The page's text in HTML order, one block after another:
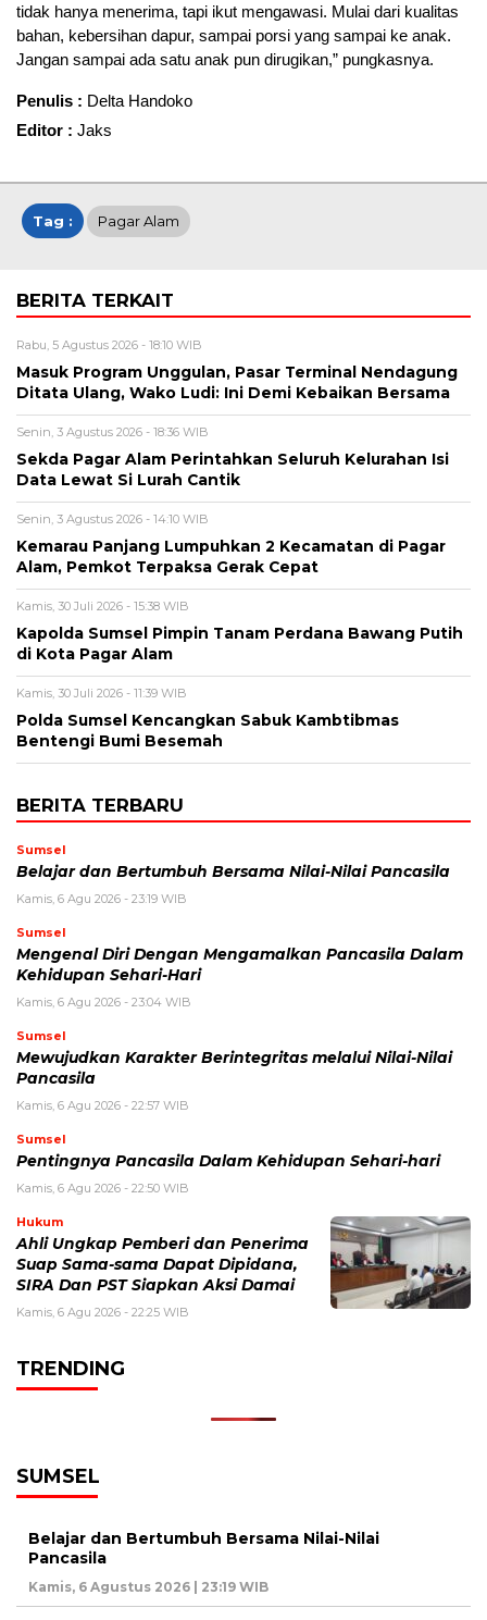
tidak hanya menerima, tapi ikut mengawasi. Mulai dari kualitas
bahan, kebersihan dapur, sampai porsi yang sampai ke anak.
Jangan sampai ada satu anak pun dirugikan,” pungkasnya.
Penulis : Delta Handoko
Editor : Jaks
Tag : Pagar Alam
BERITA TERKAIT
Rabu, 5 Agustus 2026 - 18:10 WIB
Masuk Program Unggulan, Pasar Terminal Nendagung
Ditata Ulang, Wako Ludi: Ini Demi Kebaikan Bersama
Senin, 3 Agustus 2026 - 18:36 WIB
Sekda Pagar Alam Perintahkan Seluruh Kelurahan Isi
Data Lewat Si Lurah Cantik
Senin, 3 Agustus 2026 - 14:10 WIB
Kemarau Panjang Lumpuhkan 2 Kecamatan di Pagar
Alam, Pemkot Terpaksa Gerak Cepat
Kamis, 30 Juli 2026 - 15:38 WIB
Kapolda Sumsel Pimpin Tanam Perdana Bawang Putih
di Kota Pagar Alam
Kamis, 30 Juli 2026 - 11:39 WIB
Polda Sumsel Kencangkan Sabuk Kambtibmas
Bentengi Bumi Besemah
BERITA TERBARU
Sumsel
Belajar dan Bertumbuh Bersama Nilai-Nilai Pancasila
Kamis, 6 Agu 2026 - 23:19 WIB
Sumsel
Mengenal Diri Dengan Mengamalkan Pancasila Dalam
Kehidupan Sehari-Hari
Kamis, 6 Agu 2026 - 23:04 WIB
Sumsel
Mewujudkan Karakter Berintegritas melalui Nilai-Nilai
Pancasila
Kamis, 6 Agu 2026 - 22:57 WIB
Sumsel
Pentingnya Pancasila Dalam Kehidupan Sehari-hari
Kamis, 6 Agu 2026 - 22:50 WIB
Hukum
Ahli Ungkap Pemberi dan Penerima
Suap Sama-sama Dapat Dipidana,
SIRA Dan PST Siapkan Aksi Damai
Kamis, 6 Agu 2026 - 22:25 WIB
TRENDING
SUMSEL
Belajar dan Bertumbuh Bersama Nilai-Nilai
Pancasila
Kamis, 6 Agustus 2026 | 23:19 WIB